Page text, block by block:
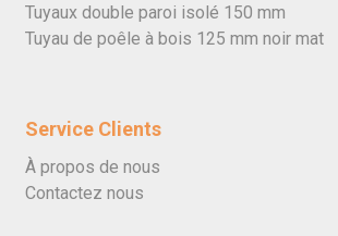
Tuyaux double paroi isolé 150 mm
Tuyau de poêle à bois 125 mm noir mat
Service Clients
À propos de nous
Contactez nous